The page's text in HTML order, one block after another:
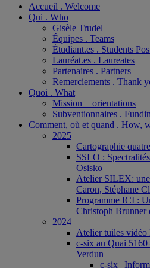
Accueil . Welcome
Qui . Who
Gisèle Trudel
Équipes . Teams
Étudiant.es . Students
Lauréat.es . Laureates
Partenaires . Partners
Remerciements . Thank
Quoi . What
Mission + orientations
Subventionnaires .
Comment, où et quand . How,
2025
Cartographie
SSLO :
Osisko
Atelier SILEX:
Caron, Stéphane
Programme ICI :
Christoph Brunner
2024
Atelier tuiles
c-six au Quai
Verdun
c-six |